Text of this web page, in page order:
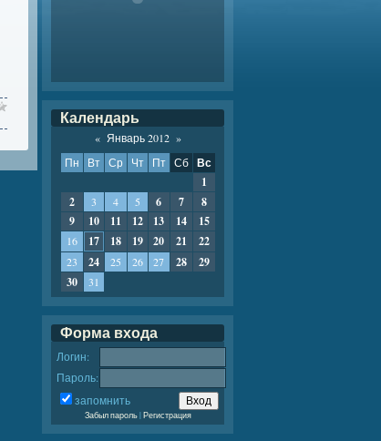
Календарь
« Январь 2012 »
Пн
Вт Ср Чт Пт Сб Вс
1
2
3 4 5 6 7
8
9
10 11 12 13 14 15
16 17 18 19 20 21 22
23 24 25 26 27 28
29
30
31
Форма входа
Логин:
Пароль:
запомнить
Забыл пароль|Регистрация